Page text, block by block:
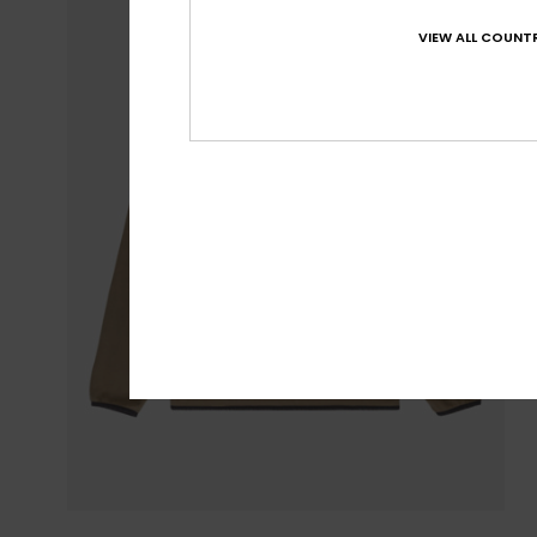
VIEW ALL